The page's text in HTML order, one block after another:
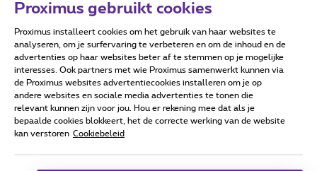
Forumvoorwaarden Accessibility statement
Alle rechten voorbehouden. © Proximus
Algemene voorwaarden, consumenteninfo
Proximus gebruikt cookies
Proximus installeert cookies om het gebruik van haar websites te
analyseren, om je surfervaring te verbeteren en om de inhoud en de
advertenties op haar websites beter af te stemmen op je mogelijke
interesses. Ook partners met wie Proximus samenwerkt kunnen via
de Proximus websites advertentiecookies installeren om je op
andere websites en sociale media advertenties te tonen die
relevant kunnen zijn voor jou. Hou er rekening mee dat als je
bepaalde cookies blokkeert, het de correcte werking van de website
kan verstoren Cookiebeleid